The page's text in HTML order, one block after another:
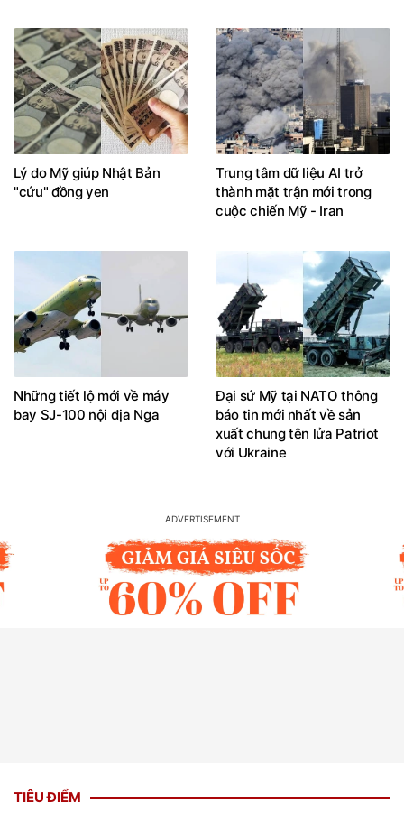
Lý do Mỹ giúp Nhật Bản
"cứu" đồng yen
Trung tâm dữ liệu AI trở
thành mặt trận mới trong
cuộc chiến Mỹ - Iran
Những tiết lộ mới về máy
bay SJ-100 nội địa Nga
Đại sứ Mỹ tại NATO thông
báo tin mới nhất về sản
xuất chung tên lửa Patriot
với Ukraine
TIÊU ĐIỂM